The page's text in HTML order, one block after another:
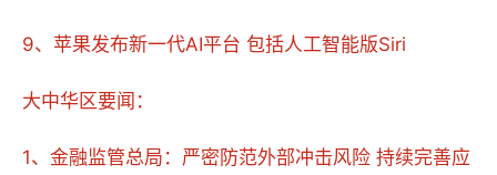
9、苹果发布新一代AI平台 包括人工智能版Siri
大中华区要闻：
1、金融监管总局：严密防范外部冲击风险 持续完善应